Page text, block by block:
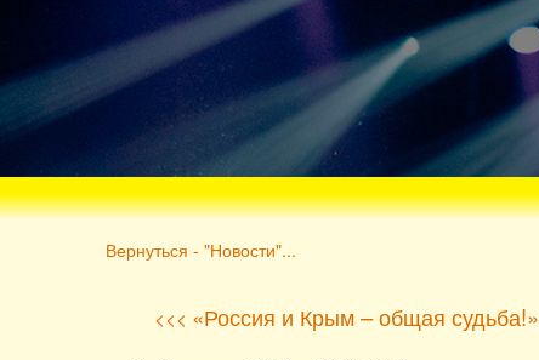
Вернуться - "Новости"...
<<< «Россия и Крым – общая судьба!»